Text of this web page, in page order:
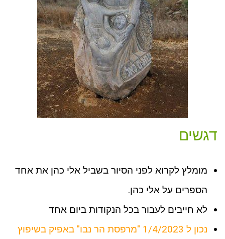
דגשים
מומלץ לקרוא לפני הסיור בשביל אלי כהן את אחד
הספרים על אלי כהן.
לא חייבים לעבור בכל הנקודות ביום אחד
נכון ל 1/4/2023 "מרפסת הר נבו" באפיק בשיפוץ